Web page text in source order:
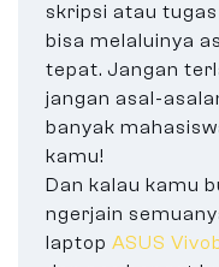
skripsi atau
bisa melaluinya
tepat. Jangan
jangan asal-
banyak
kamu!
Dan kalau kamu
ngerjain
laptopASUS